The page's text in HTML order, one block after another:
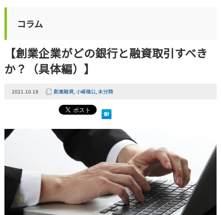
コラム
【創業企業がどの銀行と融資取引すべき
か？（具体編）】
2021.10.18 創業融資, 小峰精公, 未分類